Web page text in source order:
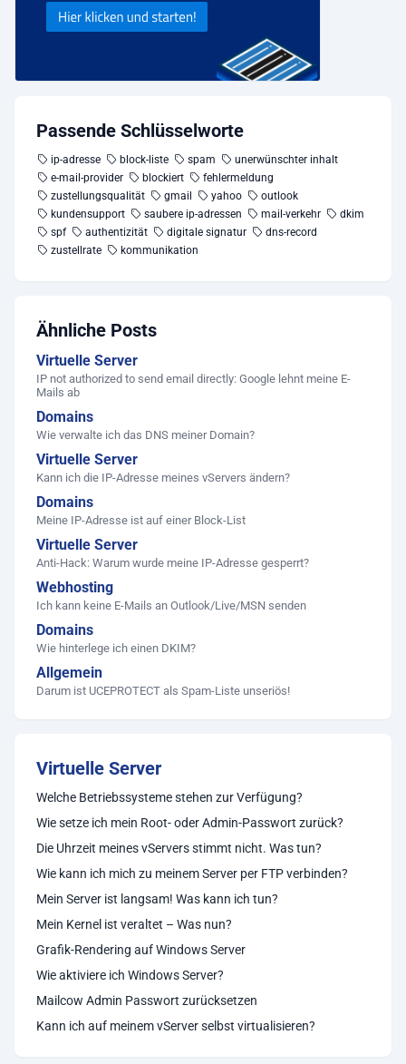
Passende Schlüsselworte
ip-adresse block-liste spam
unerwünschter inhalt
e-mail-provider
blockiert
fehlermeldung
zustellungsqualität
gmail yahoo
outlook
kundensupport
saubere ip-adressen mail-verkehr
dkim
spf
authentizität digitale signatur
dns-record
zustellrate
kommunikation
Ähnliche Posts
Virtuelle Server
IP not authorized to send email directly: Google lehnt meine E-
Mails ab
Domains
Wie verwalte ich das DNS meiner Domain?
Virtuelle Server
Kann ich die IP-Adresse meines vServers ändern?
Domains
Meine IP-Adresse ist auf einer Block-List
Virtuelle Server
Anti-Hack: Warum wurde meine IP-Adresse gesperrt?
Webhosting
Ich kann keine E-Mails an Outlook/Live/MSN senden
Domains
Wie hinterlege ich einen DKIM?
Allgemein
Darum ist UCEPROTECT als Spam-Liste unseriös!
Virtuelle Server
Welche Betriebssysteme stehen zur Verfügung?
Wie setze ich mein Root- oder Admin-Passwort zurück?
Die Uhrzeit meines vServers stimmt nicht. Was tun?
Wie kann ich mich zu meinem Server per FTP verbinden?
Mein Server ist langsam! Was kann ich tun?
Mein Kernel ist veraltet – Was nun?
Grafik-Rendering auf Windows Server
Wie aktiviere ich Windows Server?
Mailcow Admin Passwort zurücksetzen
Kann ich auf meinem vServer selbst virtualisieren?